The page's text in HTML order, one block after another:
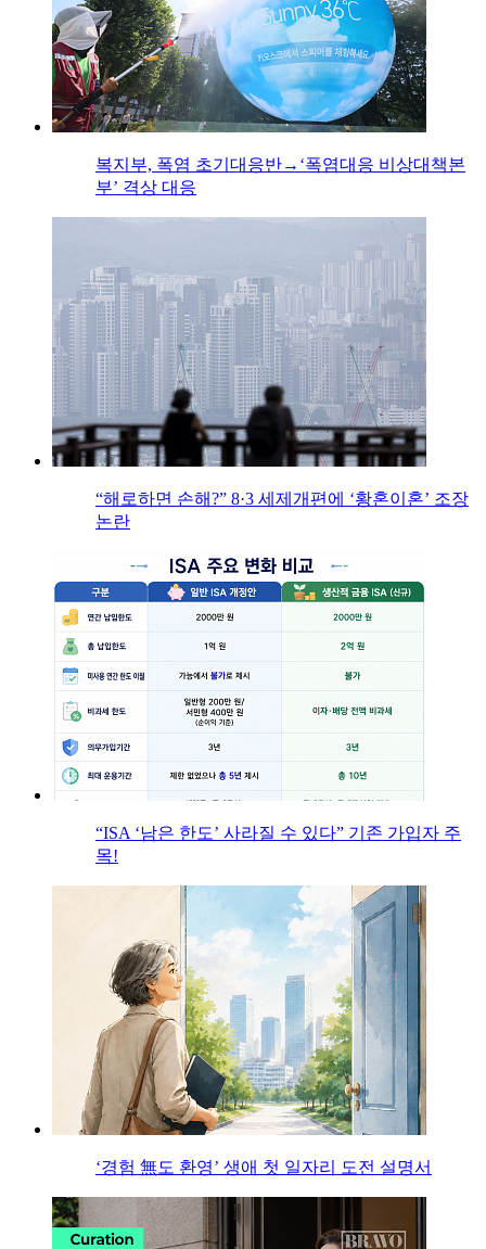
복지부, 폭염 초기대응반→‘폭염대응 비상대책본
부’ 격상 대응
“해로하면 손해?” 8·3 세제개편에 ‘황혼이혼’ 조장
논란
“ISA ‘남은 한도’ 사라질 수 있다” 기존 가입자 주
목!
‘경험 無도 환영’ 생애 첫 일자리 도전 설명서